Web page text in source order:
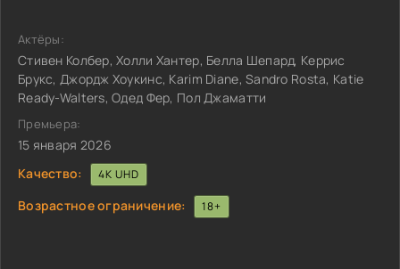
Актёры:
Стивен Колбер, Холли Хантер, Белла Шепард, Керрис
Брукс, Джордж Хоукинс, Karim Diane, Sandro Rosta, Katie
Ready-Walters, Одед Фер, Пол Джаматти
Премьера:
15 января 2026
Качество:
4K UHD
Возрастное ограничение: 18+